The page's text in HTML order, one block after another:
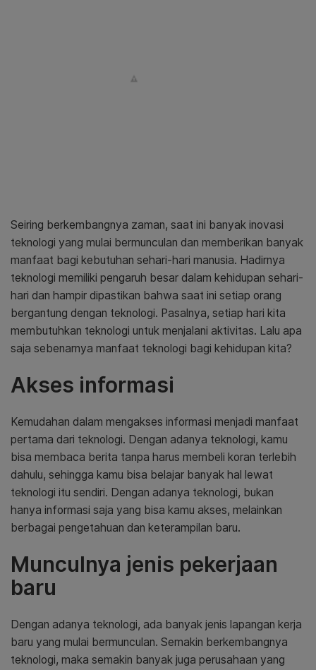
Seiring berkembangnya zaman, saat ini banyak inovasi
teknologi yang mulai bermunculan dan memberikan banyak
manfaat bagi kebutuhan sehari-hari manusia. Hadirnya
teknologi memiliki pengaruh besar dalam kehidupan sehari-
hari dan hampir dipastikan bahwa saat ini setiap orang
bergantung dengan teknologi. Pasalnya, setiap hari kita
membutuhkan teknologi untuk menjalani aktivitas. Lalu apa
saja sebenarnya manfaat teknologi bagi kehidupan kita?
Akses informasi
Kemudahan dalam mengakses informasi menjadi manfaat
pertama dari teknologi. Dengan adanya teknologi, kamu
bisa membaca berita tanpa harus membeli koran terlebih
dahulu, sehingga kamu bisa belajar banyak hal lewat
teknologi itu sendiri. Dengan adanya teknologi, bukan
hanya informasi saja yang bisa kamu akses, melainkan
berbagai pengetahuan dan keterampilan baru.
Munculnya jenis pekerjaan
baru
Dengan adanya teknologi, ada banyak jenis lapangan kerja
baru yang mulai bermunculan. Semakin berkembangnya
teknologi, maka semakin banyak juga perusahaan yang